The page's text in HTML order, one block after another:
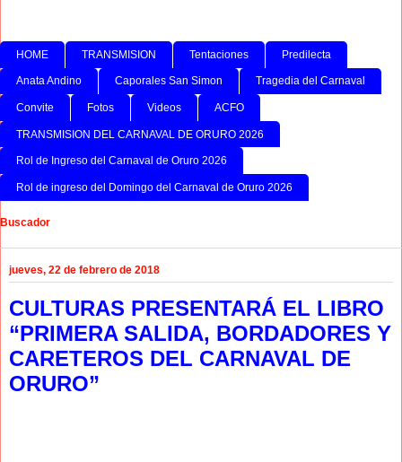
HOME TRANSMISION Tentaciones Predilecta
Anata Andino Caporales San Simon Tragedia del Carnaval
Convite Fotos Videos ACFO
TRANSMISION DEL CARNAVAL DE ORURO 2026
Rol de Ingreso del Carnaval de Oruro 2026
Rol de ingreso del Domingo del Carnaval de Oruro 2026
Buscador
jueves, 22 de febrero de 2018
CULTURAS PRESENTARÁ EL LIBRO
“PRIMERA SALIDA, BORDADORES Y
CARETEROS DEL CARNAVAL DE
ORURO”